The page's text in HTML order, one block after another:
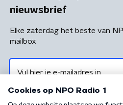
nieuwsbrief
Elke zaterdag het beste van
mailbox